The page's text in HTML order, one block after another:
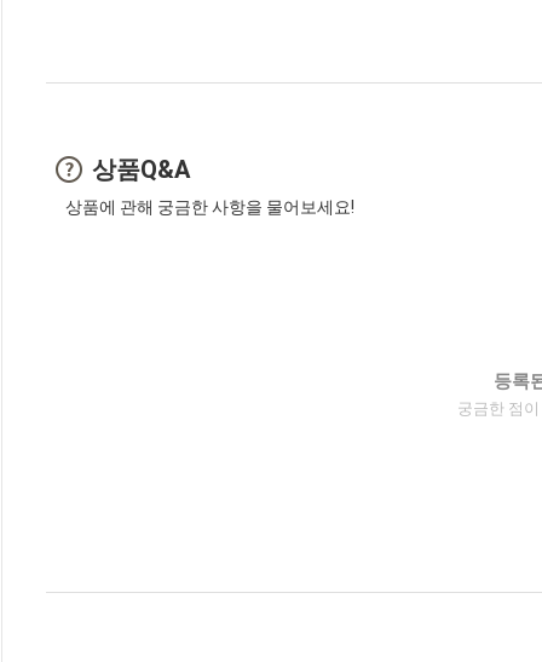
상품Q&A
상품에 관해 궁금한 사항을 물어보세요!
등록
궁금한 점